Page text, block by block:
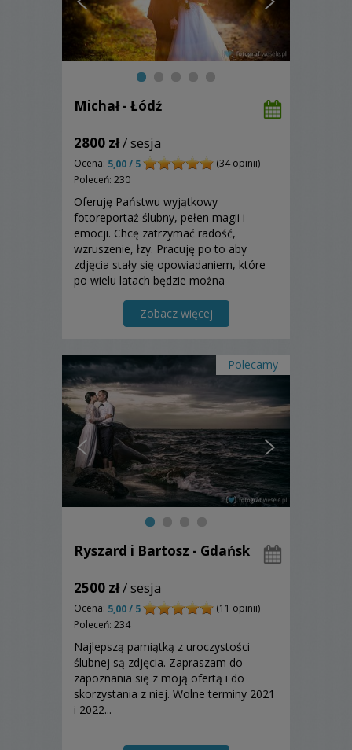
Michał - Łódź
2800 zł/ sesja
Ocena: 5,00 / 5
(34 opinii)
Poleceń: 230
Oferuję Państwu wyjątkowy
fotoreportaż ślubny, pełen magii i
emocji. Chcę zatrzymać radość,
wzruszenie, łzy. Pracuję po to aby
zdjęcia stały się opowiadaniem, które
po wielu latach będzie można
Zobacz więcej
Polecamy
Ryszard i Bartosz - Gdańsk
2500 zł/ sesja
Ocena: 5,00 / 5
(11 opinii)
Poleceń: 234
Najlepszą pamiątką z uroczystości
ślubnej są zdjęcia. Zapraszam do
zapoznania się z moją ofertą i do
skorzystania z niej. Wolne terminy 2021
i 2022...